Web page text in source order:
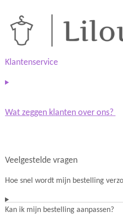
a
r
m
Klantenservice
Wat zeggen klanten over ons?
Veelgestelde vragen
Hoe snel wordt mijn bestelling
Kan ik mijn bestelling aanpassen?